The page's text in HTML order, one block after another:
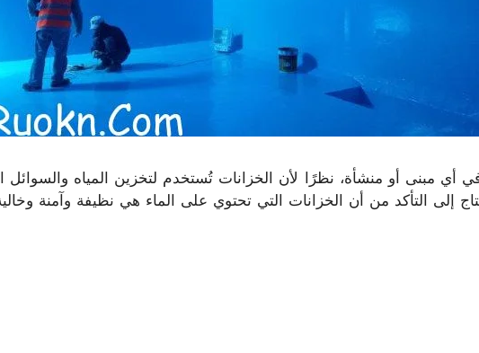
أي مبنى أو منشأة، نظرًا لأن الخزانات تُستخدم لتخزين المياه والسوائل
إلى التأكد من أن الخزانات التي تحتوي على الماء هي نظيفة وآمنة